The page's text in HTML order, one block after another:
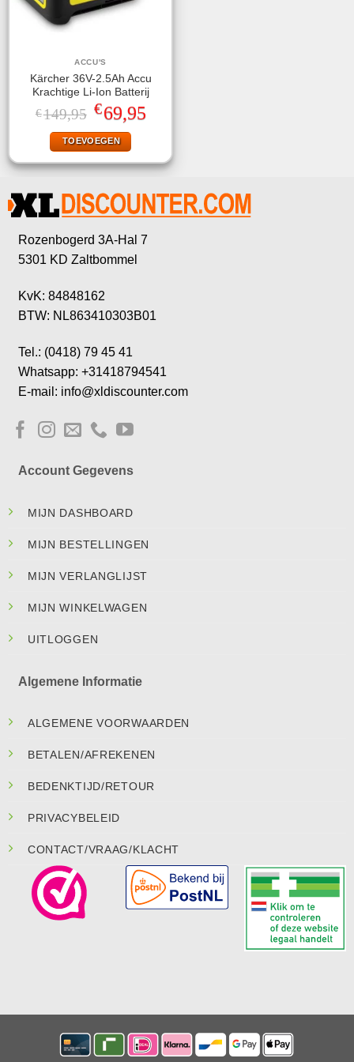
ACCU'S
Kärcher 36V-2.5Ah Accu
Krachtige Li-Ion Batterij
€149,95 Oorspronkelijke
prijs
was:
€149,95.
€69,95Huidige
prijs
TOEVOEGEN
Rozenbogerd 3A-Hal 7
5301 KD Zaltbommel
KvK: 84848162
BTW: NL863410303B01
Tel.: (0418) 79 45 41
Whatsapp: +31418794541
E-mail: info@xldiscounter.com
Account Gegevens
MIJN DASHBOARD
MIJN BESTELLINGEN
MIJN VERLANGLIJST
MIJN WINKELWAGEN
UITLOGGEN
Algemene Informatie
ALGEMENE VOORWAARDEN
BETALEN/AFREKENEN
BEDENKTIJD/RETOUR
PRIVACYBELEID
CONTACT/VRAAG/KLACHT